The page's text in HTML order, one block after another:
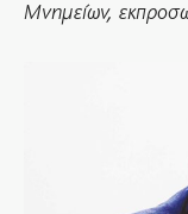
Μνημείων,